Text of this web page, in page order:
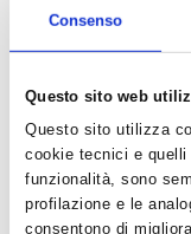
Consenso
Questo sito web
Questo sito utilizza
cookie tecnici e
funzionalità, sono
profilazione e le
consentono di
Il rimborso
esteso anche ai
effettuate:
1.
prestazioni di
2.prestazioni di
3.prestazioni
4.
finanziarie,